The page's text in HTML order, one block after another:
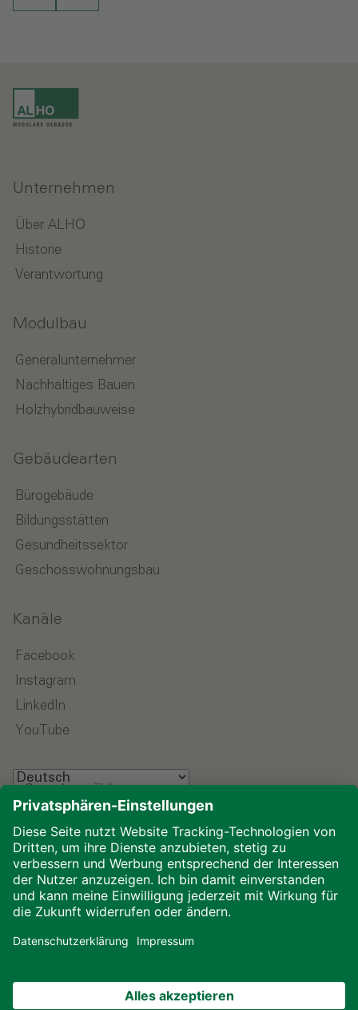
Unternehmen
Über ALHO
Historie
Verantwortung
Modulbau
Generalunternehmer
Nachhaltiges Bauen
Holzhybridbauweise
Gebäudearten
Bürogebäude
Bildungsstätten
Gesundheitssektor
Geschosswohnungsbau
Kanäle
Facebook
Instagram
LinkedIn
YouTube
Impressum
Datenschutz
Downloads